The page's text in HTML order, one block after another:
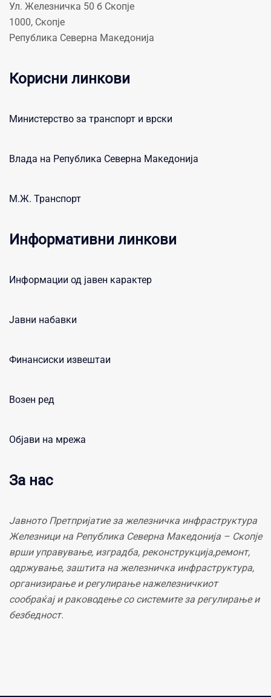
Ул. Железничка 50 б Скопје
1000, Скопје
Република Северна Македонија
Корисни линкови
Министерство за транспорт и врски
Влада на Република Северна Македонија
М.Ж. Транспорт
Информативни линкови
Информации од јавен карактер
Јавни набавки
Финансиски извештаи
Возен ред
Објави на мрежа
За нас
Јавното Претпријатие за железничка инфраструктура
Железници на Република Северна Македонија – Скопје
врши управување, изградба, реконструкција,ремонт,
одржување, заштита на железничка инфраструктура,
организирање и регулирање нажелезничкиот
сообраќај и раководење со системите за регулирање и
безбедност.